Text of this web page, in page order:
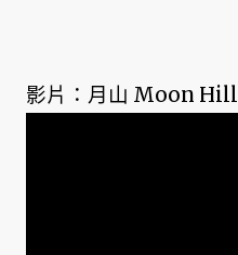
影片：月山 Moon Hill